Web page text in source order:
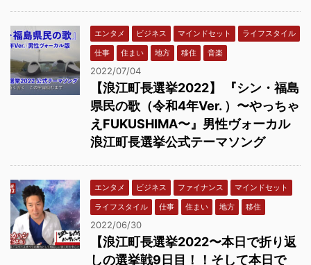
エンタメ ビジネス マインドセット
ライフスタイル
仕事
住まい 地方 移住 音楽
2022/07/04
【浪江町長選挙2022】 『シン・福島
県民の歌（令和4年Ver. ）〜やっちゃ
えFUKUSHIMA〜』男性ヴォーカル
浪江町長選挙公式テーマソング
エンタメ ビジネス ファイナンス
マインドセット
ライフスタイル
仕事 住まい 地方 移住
2022/06/30
【浪江町長選挙2022〜本日で折り返
しの選挙戦9日目！！そして本日で